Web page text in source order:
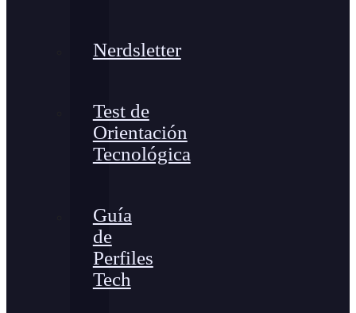
Nerdsletter
Test de
Orientación
Tecnológica
Guía
de
Perfiles
Tech